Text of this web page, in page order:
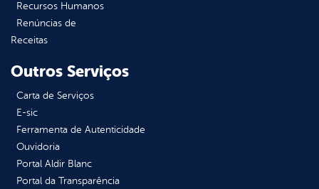
Recursos Humanos
Renúncias de
Receitas
Outros Serviços
Carta de Serviços
E-sic
Ferramenta de Autenticidade
Ouvidoria
Portal Aldir Blanc
Portal da Transparência